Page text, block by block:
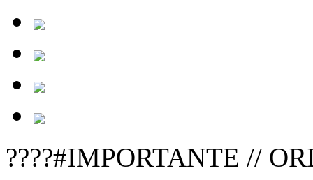
????#IMPORTANTE //